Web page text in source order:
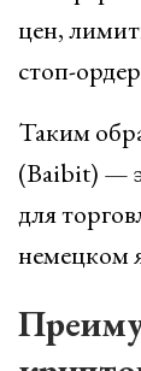
цен,
стоп-
Таким
(Baibit) —
для
немецком